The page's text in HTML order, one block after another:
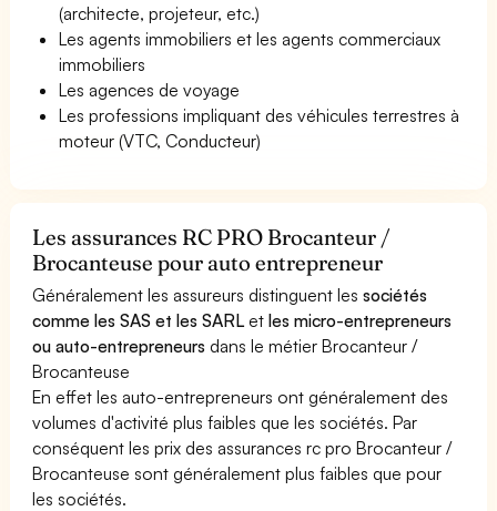
(architecte, projeteur, etc.)
Les agents immobiliers et les agents commerciaux
immobiliers
Les agences de voyage
Les professions impliquant des véhicules terrestres à
moteur (VTC, Conducteur)
Les assurances RC PRO Brocanteur /
Brocanteuse pour auto entrepreneur
Généralement les assureurs distinguent lessociétés
comme les SAS et les SARL etles micro-entrepreneurs
ou auto-entrepreneurs dans le métier Brocanteur /
Brocanteuse
En effet les auto-entrepreneurs ont généralement des
volumes d'activité plus faibles que les sociétés. Par
conséquent les prix des assurances rc pro Brocanteur /
Brocanteuse sont généralement plus faibles que pour
les sociétés.